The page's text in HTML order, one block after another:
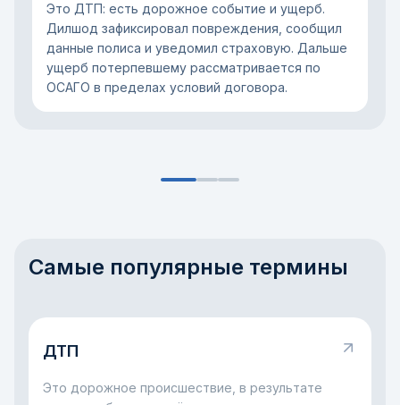
Это ДТП: есть дорожное событие и ущерб.
Дилшод зафиксировал повреждения, сообщил
данные полиса и уведомил страховую. Дальше
ущерб потерпевшему рассматривается по
ОСАГО в пределах условий договора.
Самые популярные термины
ДТП
Это дорожное происшествие, в результате